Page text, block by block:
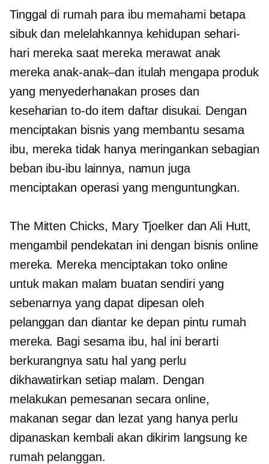
Tinggal di rumah para ibu memahami betapa
sibuk dan melelahkannya kehidupan sehari-
hari mereka saat mereka merawat anak
merekaanak-anak–dan itulah mengapa produk
yang menyederhanakan proses dan
keseharian to-doitem daftar disukai. Dengan
menciptakan bisnis yang membantu sesama
ibu, mereka tidak hanya meringankan sebagian
beban ibu-ibu lainnya, namun juga
menciptakan operasi yang menguntungkan.
The Mitten Chicks, Mary Tjoelker dan Ali Hutt,
mengambil pendekatan ini dengan bisnis online
mereka. Mereka menciptakan toko online
untuk makan malam buatan sendiri yang
sebenarnya yang dapat dipesan oleh
pelanggan dan diantar ke depan pintu rumah
mereka. Bagi sesama ibu, hal ini berarti
berkurangnya satu hal yang perlu
dikhawatirkan setiap malam. Dengan
melakukan pemesanan secara online,
makanan segar dan lezat yang hanya perlu
dipanaskan kembali akan dikirim langsung ke
rumah pelanggan.